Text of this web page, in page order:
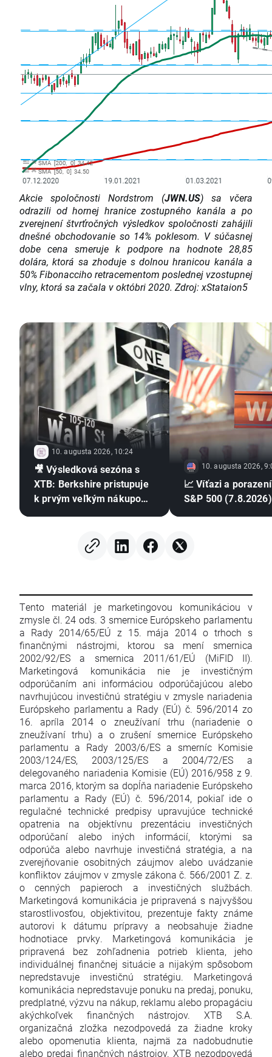
Akcie spoločnosti Nordstrom (JWN.US) sa včera
odrazili od hornej hranice zostupného kanála a po
zverejnení štvrťročných výsledkov spoločnosti zahájili
dnešné obchodovanie so 14% poklesom. V súčasnej
dobe cena smeruje k podpore na hodnote 28,85
dolára, ktorá sa zhoduje s dolnou hranicou kanála a
50% Fibonacciho retracementom poslednej vzostupnej
vlny, ktorá sa začala v októbri 2020. Zdroj: xStataion5
10. augusta 2026, 10:24
🎥 Výsledková sezóna s
XTB: Berkshire pristupuje
k prvým veľkým nákupom
10. augusta 2026,
📈 Víťazi a
S&P 500 (7.8.2026)
Tento materiál je marketingovou komunikáciou v
zmysle čl. 24 ods. 3 smernice Európskeho parlamentu
a Rady 2014/65/EÚ z 15. mája 2014 o trhoch s
finančnými nástrojmi, ktorou sa mení smernica
2002/92/ES a smernica 2011/61/EÚ (MiFID II).
Marketingová komunikácia nie je investičným
odporúčaním ani informáciou odporúčajúcou alebo
navrhujúcou investičnú stratégiu v zmysle nariadenia
Európskeho parlamentu a Rady (EÚ) č. 596/2014 zo
16. apríla 2014 o zneužívaní trhu (nariadenie o
zneužívaní trhu) a o zrušení smernice Európskeho
parlamentu a Rady 2003/6/ES a smerníc Komisie
2003/124/ES, 2003/125/ES a 2004/72/ES a
delegovaného nariadenia Komisie (EÚ) 2016/958 z 9.
marca 2016, ktorým sa dopĺňa nariadenie Európskeho
parlamentu a Rady (EÚ) č. 596/2014, pokiaľ ide o
regulačné technické predpisy upravujúce technické
opatrenia na objektívnu prezentáciu investičných
odporúčaní alebo iných informácií, ktorými sa
odporúča alebo navrhuje investičná stratégia, a na
zverejňovanie osobitných záujmov alebo uvádzanie
konfliktov záujmov v zmysle zákona č. 566/2001 Z. z.
o cenných papieroch a investičných službách.
Marketingová komunikácia je pripravená s najvyššou
starostlivosťou, objektivitou, prezentuje fakty známe
autorovi k dátumu prípravy a neobsahuje žiadne
hodnotiace prvky. Marketingová komunikácia je
pripravená bez zohľadnenia potrieb klienta, jeho
individuálnej finančnej situácie a nijakým spôsobom
nepredstavuje investičnú stratégiu. Marketingová
komunikácia nepredstavuje ponuku na predaj, ponuku,
predplatné, výzvu na nákup, reklamu alebo propagáciu
akýchkoľvek finančných nástrojov. XTB S.A.
organizačná zložka nezodpovedá za žiadne kroky
alebo opomenutia klienta, najmä za nadobudnutie
alebo predaj finančných nástrojov. XTB nezodpovedá